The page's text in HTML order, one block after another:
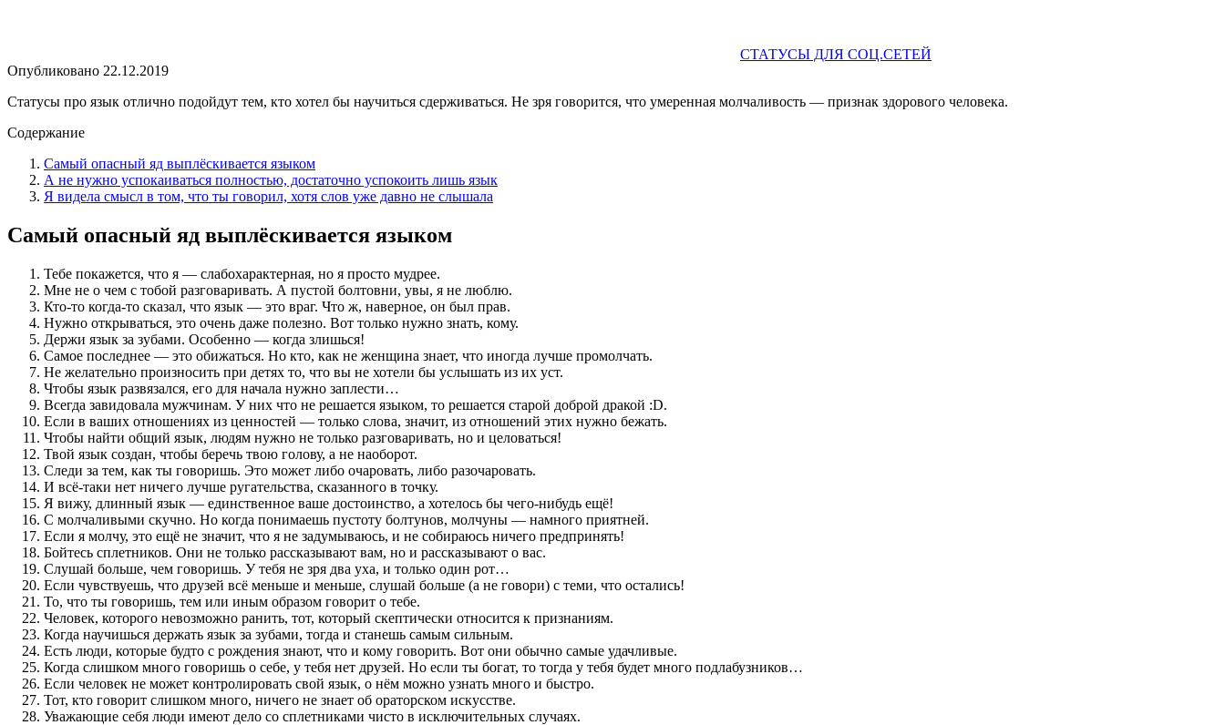
СТАТУСЫ ДЛЯ СОЦ.СЕТЕЙ
Опубликовано 22.12.2019
Статусы про язык отлично подойдут тем, кто хотел бы научиться сдерживаться. Не зря говорится, что умеренная молчаливость — признак здорового человека.
Содержание
Самый опасный яд выплёскивается языком
А не нужно успокаиваться полностью, достаточно успокоить лишь язык
Я видела смысл в том, что ты говорил, хотя слов уже давно не слышала
Самый опасный яд выплёскивается языком
Тебе покажется, что я — слабохарактерная, но я просто мудрее.
Мне не о чем с тобой разговаривать. А пустой болтовни, увы, я не люблю.
Кто-то когда-то сказал, что язык — это враг. Что ж, наверное, он был прав.
Нужно открываться, это очень даже полезно. Вот только нужно знать, кому.
Держи язык за зубами. Особенно — когда злишься!
Самое последнее — это обижаться. Но кто, как не женщина знает, что иногда лучше промолчать.
Не желательно произносить при детях то, что вы не хотели бы услышать из их уст.
Чтобы язык развязался, его для начала нужно заплести…
Всегда завидовала мужчинам. У них что не решается языком, то решается старой доброй дракой :D.
Если в ваших отношениях из ценностей — только слова, значит, из отношений этих нужно бежать.
Чтобы найти общий язык, людям нужно не только разговаривать, но и целоваться!
Твой язык создан, чтобы беречь твою голову, а не наоборот.
Следи за тем, как ты говоришь. Это может либо очаровать, либо разочаровать.
И всё-таки нет ничего лучше ругательства, сказанного в точку.
Я вижу, длинный язык — единственное ваше достоинство, а хотелось бы чего-нибудь ещё!
С молчаливыми скучно. Но когда понимаешь пустоту болтунов, молчуны — намного приятней.
Если я молчу, это ещё не значит, что я не задумываюсь, и не собираюсь ничего предпринять!
Бойтесь сплетников. Они не только рассказывают вам, но и рассказывают о вас.
Слушай больше, чем говоришь. У тебя не зря два уха, и только один рот…
Если чувствуешь, что друзей всё меньше и меньше, слушай больше (а не говори) с теми, что остались!
То, что ты говоришь, тем или иным образом говорит о тебе.
Человек, которого невозможно ранить, тот, который скептически относится к признаниям.
Когда научишься держать язык за зубами, тогда и станешь самым сильным.
Есть люди, которые будто с рождения знают, что и кому говорить. Вот они обычно самые удачливые.
Когда слишком много говоришь о себе, у тебя нет друзей. Но если ты богат, то тогда у тебя будет много подлабузников…
Если человек не может контролировать свой язык, о нём можно узнать много и быстро.
Тот, кто говорит слишком много, ничего не знает об ораторском искусстве.
Уважающие себя люди имеют дело со сплетниками чисто в исключительных случаях.